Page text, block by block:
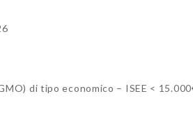
di tipo economico – ISEE <